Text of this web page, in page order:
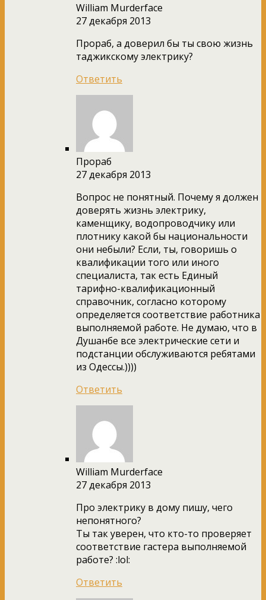
William Murderface
27 декабря 2013
Прораб, а доверил бы ты свою жизнь
таджикскому электрику?
Ответить
Прораб
27 декабря 2013
Вопрос не понятный. Почему я должен
доверять жизнь электрику,
каменщику, водопроводчику или
плотнику какой бы национальности
они небыли? Если, ты, говоришь о
квалификации того или иного
специалиста, так есть Единый
тарифно-квалификационный
справочник, согласно которому
определяется соответствие работника
выполняемой работе. Не думаю, что в
Душанбе все электрические сети и
подстанции обслуживаются ребятами
из Одессы.))))
Ответить
William Murderface
27 декабря 2013
Про электрику в дому пишу, чего
непонятного?
Ты так уверен, что кто-то проверяет
соответствие гастера выполняемой
работе? :lol:
Ответить